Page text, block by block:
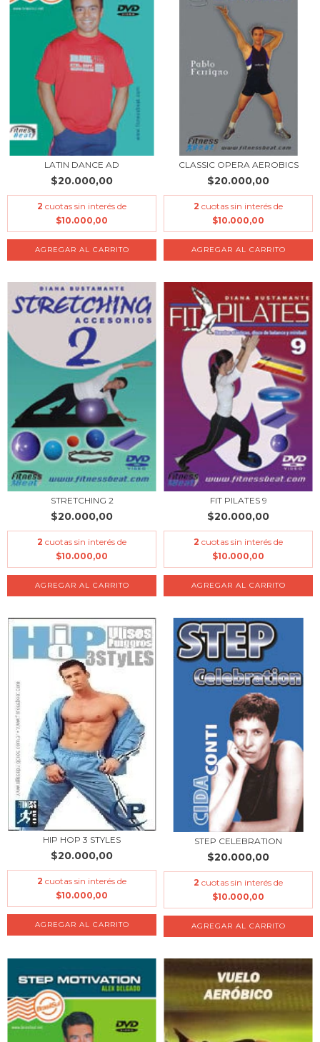
LATIN DANCE AD
$20.000,00
2 cuotas sin interés de
$10.000,00
CLASSIC OPERA AEROBICS
$20.000,00
2 cuotas sin interés de
$10.000,00
STRETCHING 2
$20.000,00
2 cuotas sin interés de
$10.000,00
FIT PILATES 9
$20.000,00
2 cuotas sin interés de
$10.000,00
HIP HOP 3 STYLES
$20.000,00
2 cuotas sin interés de
$10.000,00
STEP CELEBRATION
$20.000,00
2 cuotas sin interés de
$10.000,00